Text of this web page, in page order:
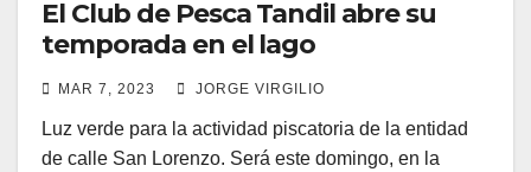
El Club de Pesca Tandil abre su
temporada en el lago
MAR 7, 2023 JORGE VIRGILIO
Luz verde para la actividad piscatoria de la entidad
de calle San Lorenzo. Será este domingo, en la